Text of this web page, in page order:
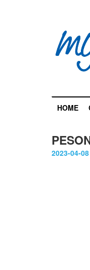
HOME
2023-04-